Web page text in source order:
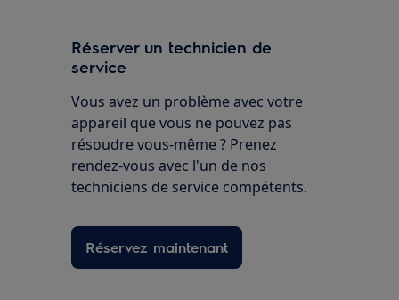
Réserver un technicien de
service
Vous avez un problème avec votre
appareil que vous ne pouvez pas
résoudre vous-même ? Prenez
rendez-vous avec l'un de nos
techniciens de service compétents.
Réservez maintenant